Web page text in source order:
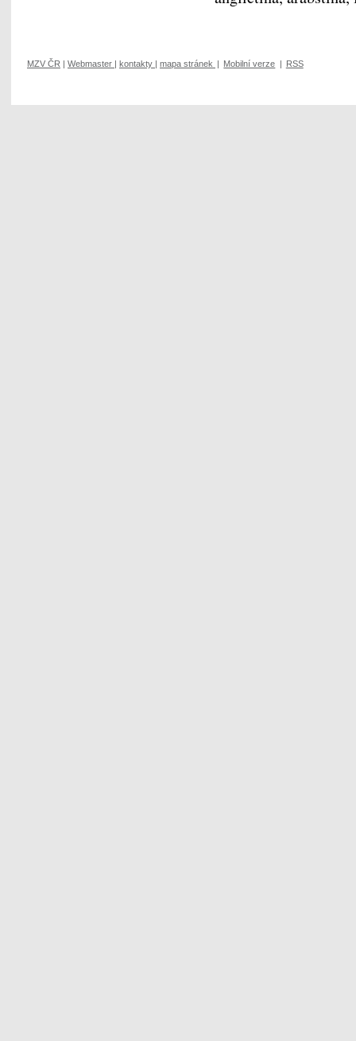
MZV ČR | Webmaster | kontakty | mapa stránek | Mobilní verze | RSS